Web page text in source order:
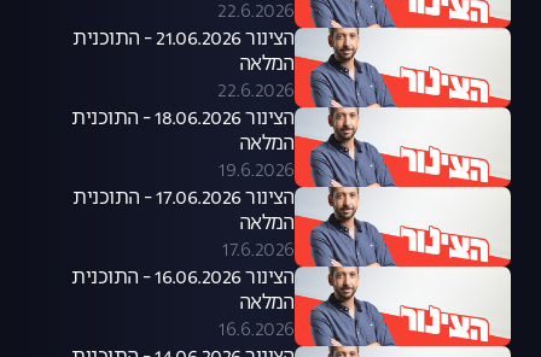
22.6.2026
הצינור 21.06.2026 - התוכנית
המלאה
22.6.2026
הצינור 18.06.2026 - התוכנית
המלאה
19.6.2026
הצינור 17.06.2026 - התוכנית
המלאה
17.6.2026
הצינור 16.06.2026 - התוכנית
המלאה
16.6.2026